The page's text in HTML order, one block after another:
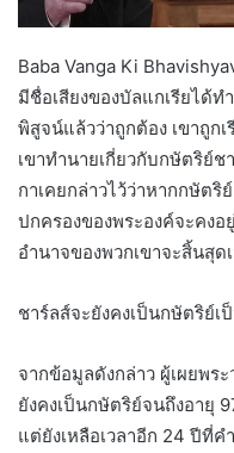
Baba Vanga Ki
มีชื่อเสียงของบัลแกเรียได้
พิสูจน์แล้วว่าถูกต้อง เขาถูกเ
เขาทำนายเกี่ยวกับกษัตริย์
กาเคยกล่าวไว้ว่าหากกษัต
ปกครองของพระองค์จะคง
อำนาจของพวกเขาจะสิ้นสุด
ชาร์ลส์จะยังคงเป็นกษัตริย์เ
จากข้อมูลดังกล่าว ผู้เผยพร
ยังคงเป็นกษัตริย์จนถึงอายุ
แต่ยังเหลือเวลาอีก 24 ปีที่